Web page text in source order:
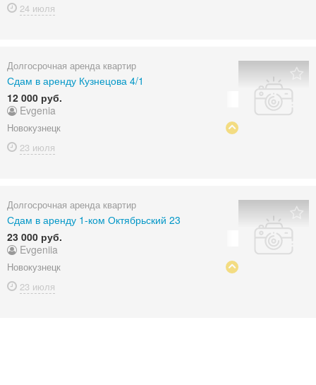
24 июля
Долгосрочная аренда квартир
Сдам в аренду Кузнецова 4/1
12 000 руб.
Evgenia
Новокузнецк
23 июля
Долгосрочная аренда квартир
Сдам в аренду 1-ком Октябрьский 23
23 000 руб.
Evgeniia
Новокузнецк
23 июля